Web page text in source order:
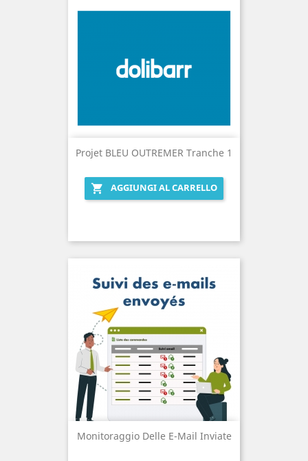
Projet BLEU OUTREMER Tranche 1
 AGGIUNGI AL CARRELLO
Monitoraggio Delle E-Mail Inviate